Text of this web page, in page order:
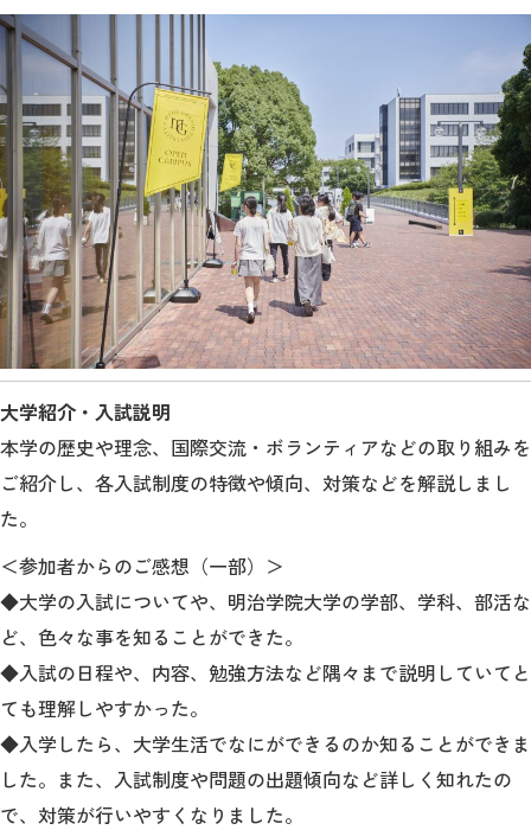
留学・国際交流
キャリア
ボランティア
生涯学習・社会連携
入試情報サイト
2026年9月入学者向け 新入生サイト
MGグッズ オンラインショップ
（外部サイト）
アクセス
キャンパス
案内
入試情報
お問合わせ 取材・撮影
大学紹介・入試説明
本学の歴史や理念、国際交流・ボランティアなどの取り組みを
ご紹介し、各入試制度の特徴や傾向、対策などを解説しまし
た。
＜参加者からのご感想（一部）＞
◆大学の入試についてや、明治学院大学の学部、学科、部活な
ど、色々な事を知ることができた。
◆入試の日程や、内容、勉強方法など隅々まで説明していてと
ても理解しやすかった。
◆入学したら、大学生活でなにができるのか知ることができま
した。また、入試制度や問題の出題傾向など詳しく知れたの
で、対策が行いやすくなりました。